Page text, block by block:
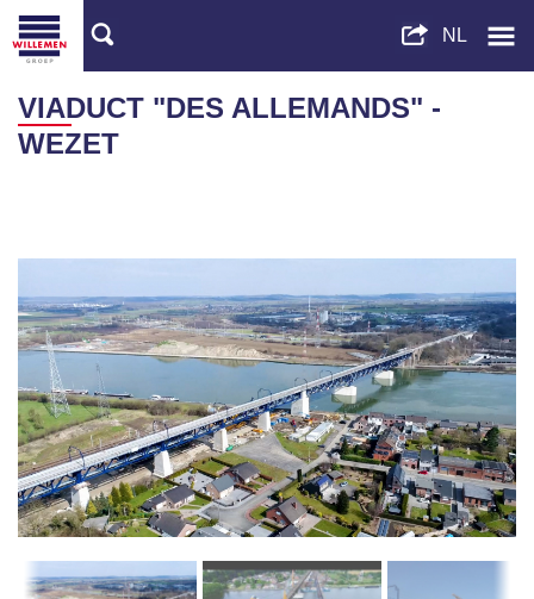
VIADUCT "DES ALLEMANDS" -
WEZET